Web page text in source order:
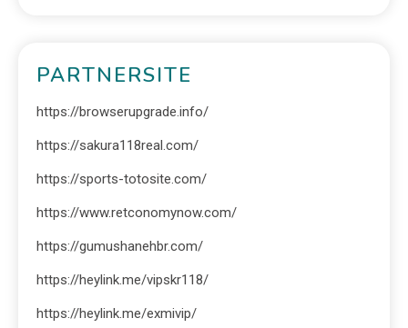
PARTNERSITE
https://browserupgrade.info/
https://sakura118real.com/
https://sports-totosite.com/
https://www.retconomynow.com/
https://gumushanehbr.com/
https://heylink.me/vipskr118/
https://heylink.me/exmivip/